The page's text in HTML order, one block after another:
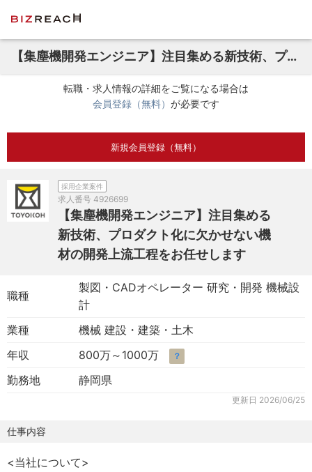
【集塵機開発エンジニア】注目集める新技術、プロダクト化に欠かせない機材の開発上流工程をお任せします
転職・求人情報の詳細をご覧になる場合は
会員登録（無料） が必要です
新規会員登録（無料）
採用企業案件
求人番号 4926699
【集塵機開発エンジニア】注目集める
新技術、プロダクト化に欠かせない機
材の開発上流工程をお任せします
職種
製図・CADオペレーター 研究・開発 機械設
計
業種
機械 建設・建築・土木
年収
800万～1000万 ？
勤務地 静岡県
更新日 2026/06/25
仕事内容
<当社について>